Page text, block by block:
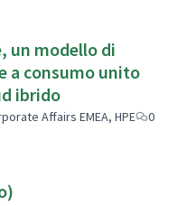
un modello di
a consumo unito
ibrido
Affairs EMEA, HPE
0